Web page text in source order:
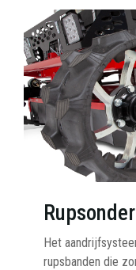
Het
rupsbanden die